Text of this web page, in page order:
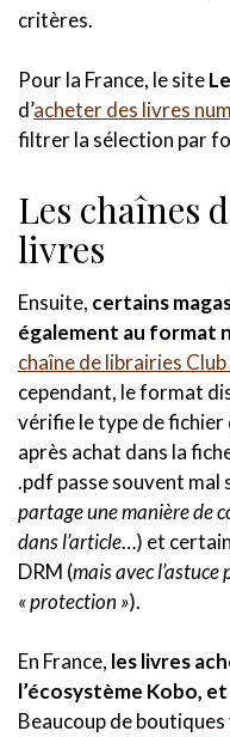
critères.
Pour la France, le site
d’acheter des livres
filtrer la sélection par
Les chaînes
livres
Ensuite, certains
également au format
chaîne de librairies
cependant, le format
vérifie le type de
après achat dans la
.pdf passe souvent mal
partage une manière de
dans l’article…) et
DRM (mais avec
« protection »).
En France, les livres
l’écosystème Kobo,
Beaucoup de